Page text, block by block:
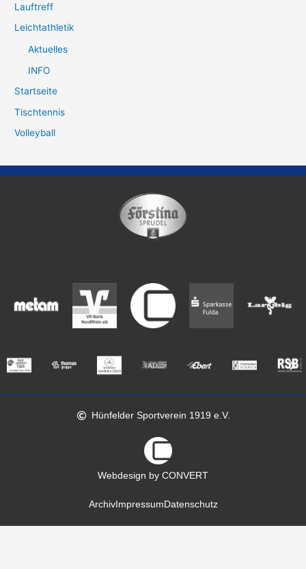
Lauftreff
Leichtathletik
Aktuelles
INFO
Startseite
Tischtennis
Volleyball
Hünfelder Sportverein 1919 e.V.
Webdesign by CONVERT
ArchivImpressum Datenschutz